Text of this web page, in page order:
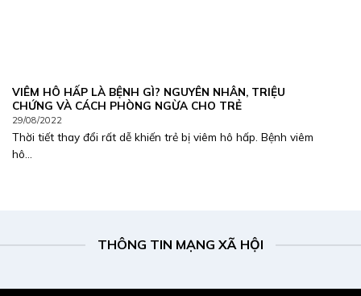
VIÊM HÔ HẤP LÀ BỆNH GÌ? NGUYÊN NHÂN, TRIỆU
CHỨNG VÀ CÁCH PHÒNG NGỪA CHO TRẺ
29/08/2022
Thời tiết thay đổi rất dễ khiến trẻ bị viêm hô hấp. Bệnh viêm
hô...
THÔNG TIN MẠNG XÃ HỘI